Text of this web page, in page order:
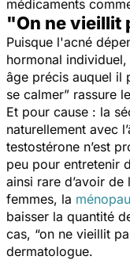
médicaments
"On ne vieillit
Puisque l'acné
hormonal
âge précis auquel il
se calmer” rassure
Et pour cause : la
naturellement avec
testostérone n’est
peu pour entretenir
ainsi rare d’avoir de
femmes, la
baisser la quantité
cas, “on ne vieillit
dermatologue.